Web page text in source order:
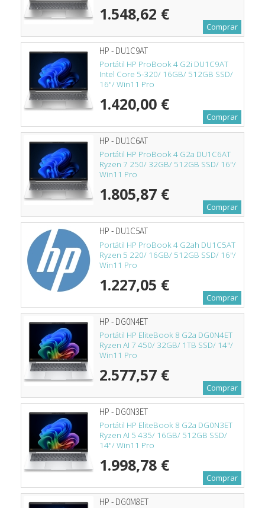
1.548,62 €
Comprar
HP - DU1C9AT
Portátil HP ProBook 4 G2i DU1C9AT
Intel Core 5-320/ 16GB/ 512GB SSD/
16"/ Win11 Pro
1.420,00 €
Comprar
HP - DU1C6AT
Portátil HP ProBook 4 G2a DU1C6AT
Ryzen 7 250/ 32GB/ 512GB SSD/ 16"/
Win11 Pro
1.805,87 €
Comprar
HP - DU1C5AT
Portátil HP ProBook 4 G2ah DU1C5AT
Ryzen 5 220/ 16GB/ 512GB SSD/ 16"/
Win11 Pro
1.227,05 €
Comprar
HP - DG0N4ET
Portátil HP EliteBook 8 G2a DG0N4ET
Ryzen AI 7 450/ 32GB/ 1TB SSD/ 14"/
Win11 Pro
2.577,57 €
Comprar
HP - DG0N3ET
Portátil HP EliteBook 8 G2a DG0N3ET
Ryzen AI 5 435/ 16GB/ 512GB SSD/
14"/ Win11 Pro
1.998,78 €
Comprar
HP - DG0M8ET